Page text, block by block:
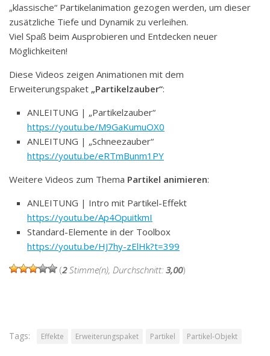
„klassische“ Partikelanimation gezogen werden, um dieser
zusätzliche Tiefe und Dynamik zu verleihen.
Viel Spaß beim Ausprobieren und Entdecken neuer
Möglichkeiten!
Diese Videos zeigen Animationen mit dem
Erweiterungspaket „Partikelzauber“:
ANLEITUNG | „Partikelzauber“
https://youtu.be/M9GaKumuOX0
ANLEITUNG | „Schneezauber“
https://youtu.be/eRTmBunm1PY
Weitere Videos zum Thema Partikel animieren:
ANLEITUNG | Intro mit Partikel-Effekt
https://youtu.be/Ap4OpuitkmI
Standard-Elemente in der Toolbox
https://youtu.be/HJ7hy-zElHk?t=399
(2Stimme(n), Durchschnitt: 3,00)
Tags: Effekte Erweiterungspaket Partikel Partikel-Objekt